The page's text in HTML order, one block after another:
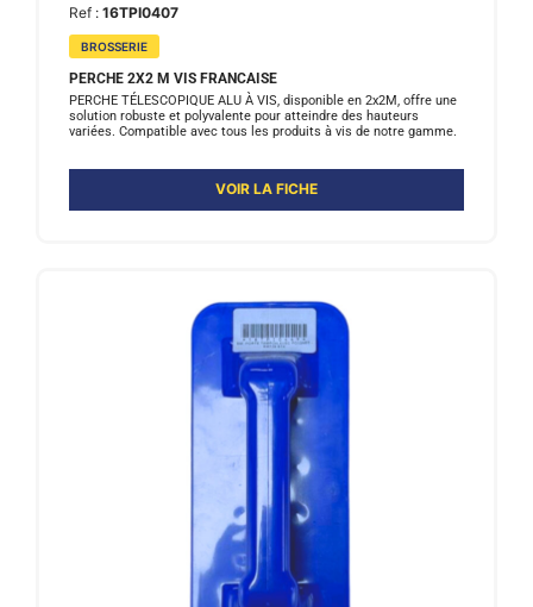
Ref : 16TPI0407
BROSSERIE
PERCHE 2X2 M VIS FRANCAISE
PERCHE TÉLESCOPIQUE ALU À VIS, disponible en 2x2M, offre une
solution robuste et polyvalente pour atteindre des hauteurs
variées. Compatible avec tous les produits à vis de notre gamme.
VOIR LA FICHE